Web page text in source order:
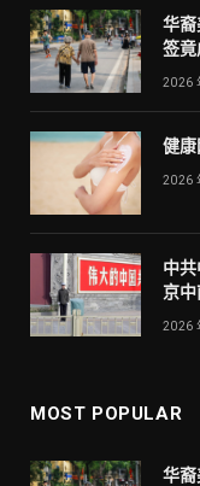
华裔
签竟
2026
健康
2026
中
京
2026
MOST POPULAR
华裔